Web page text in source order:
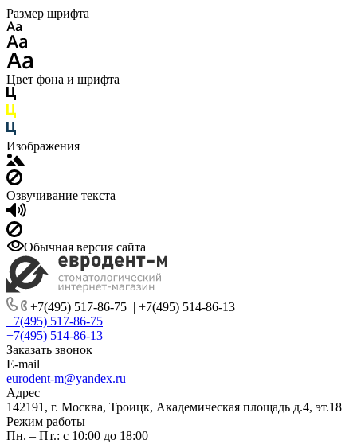
Размер шрифта
Цвет фона и шрифта
Изображения
Озвучивание текста
Обычная версия сайта
+7(495) 517-86-75 | +7(495) 514-86-13
+7(495) 517-86-75
+7(495) 514-86-13
Заказать звонок
E-mail
eurodent-m@yandex.ru
Адрес
142191, г. Москва, Троицк, Академическая площадь д.4, эт.18
Режим работы
Пн. – Пт.: с 10:00 до 18:00